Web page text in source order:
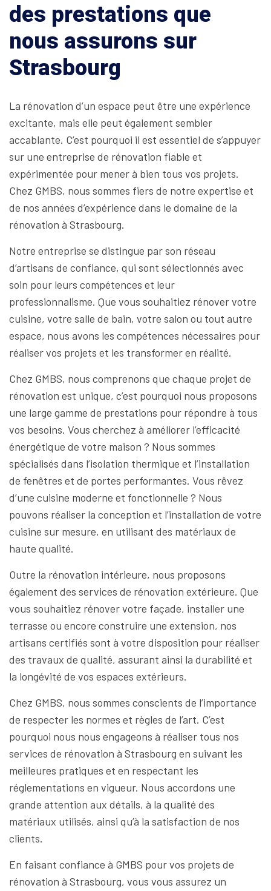
des prestations que
nous assurons sur
Strasbourg
La rénovation d’un espace peut être une expérience
excitante, mais elle peut également sembler
accablante. C’est pourquoi il est essentiel de s’appuyer
sur une entreprise de rénovation fiable et
expérimentée pour mener à bien tous vos projets.
Chez GMBS, nous sommes fiers de notre expertise et
de nos années d’expérience dans le domaine de la
rénovation à Strasbourg.
Notre entreprise se distingue par son réseau
d’artisans de confiance, qui sont sélectionnés avec
soin pour leurs compétences et leur
professionnalisme. Que vous souhaitiez rénover votre
cuisine, votre salle de bain, votre salon ou tout autre
espace, nous avons les compétences nécessaires pour
réaliser vos projets et les transformer en réalité.
Chez GMBS, nous comprenons que chaque projet de
rénovation est unique, c’est pourquoi nous proposons
une large gamme de prestations pour répondre à tous
vos besoins. Vous cherchez à améliorer l’efficacité
énergétique de votre maison ? Nous sommes
spécialisés dans l’isolation thermique et l’installation
de fenêtres et de portes performantes. Vous rêvez
d’une cuisine moderne et fonctionnelle ? Nous
pouvons réaliser la conception et l’installation de votre
cuisine sur mesure, en utilisant des matériaux de
haute qualité.
Outre la rénovation intérieure, nous proposons
également des services de rénovation extérieure. Que
vous souhaitiez rénover votre façade, installer une
terrasse ou encore construire une extension, nos
artisans certifiés sont à votre disposition pour réaliser
des travaux de qualité, assurant ainsi la durabilité et
la longévité de vos espaces extérieurs.
Chez GMBS, nous sommes conscients de l’importance
de respecter les normes et règles de l’art. C’est
pourquoi nous nous engageons à réaliser tous nos
services de rénovation à Strasbourg en suivant les
meilleures pratiques et en respectant les
réglementations en vigueur. Nous accordons une
grande attention aux détails, à la qualité des
matériaux utilisés, ainsi qu’à la satisfaction de nos
clients.
En faisant confiance à GMBS pour vos projets de
rénovation à Strasbourg, vous vous assurez un